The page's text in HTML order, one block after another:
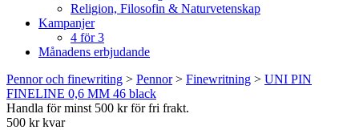
Religion, Filosofin & Naturvetenskap
Kampanjer
4 för 3
Månadens erbjudande
Pennor och finewriting > Pennor> Finewritning > UNI PIN
FINELINE 0,6 MM 46 black
Handla för minst 500 kr för fri frakt.
500 kr kvar